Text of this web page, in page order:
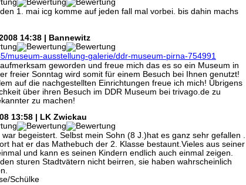
1. mai icg komme auf jeden fall mal vorbei. bis dahin machs
14:38 | Bannewitz
geworden und freue mich das es so ein Museum in
freier Sonntag wird somit für einem Besuch bei Ihnen genutzt!
auf die nachgestellten Einrichtungen freue ich mich! Übrigens
über ihren Besuch im DDR Museum bei trivago.de zu
zu machen!
13:58 | LK Zwickau
begeistert. Selbst mein Sohn (8 J.)hat es ganz sehr gefallen .
hat er das Mathebuch der 2. Klasse bestaunt.Vieles aus seiner
und kann es seinen Kindern endlich auch einmal zeigen.
sturen Stadtvätern nicht beirren, sie haben wahrscheinlich
Schülke